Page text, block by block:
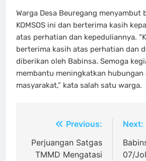
Warga Desa Beuregang menyambut
KOMSOS ini dan berterima kasih
atas perhatian dan kepeduliannya.
berterima kasih atas perhatian dan
diberikan oleh Babinsa. Semoga
membantu meningkatkan hubungan
masyarakat,” kata salah satu warga.
Navigasi
pos
Previous:
Perjuangan Satgas
TMMD Mengatasi
Next:
07/